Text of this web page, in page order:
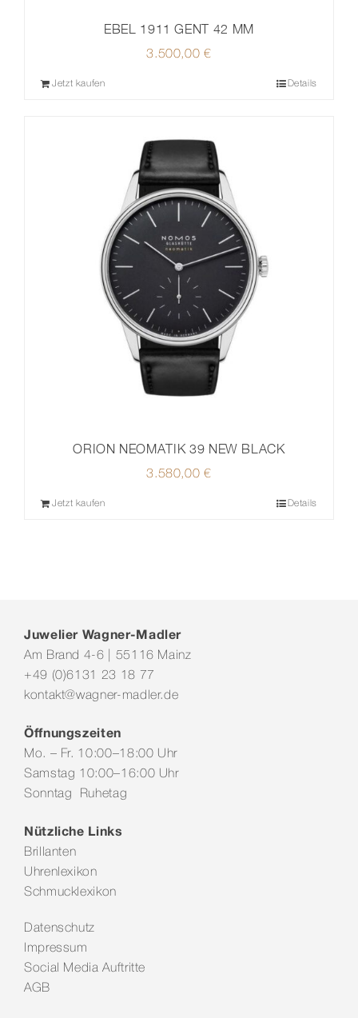
EBEL 1911 GENT 42 MM
3.500,00€
Jetzt kaufen Details
ORION NEOMATIK 39 NEW BLACK
3.580,00€
Jetzt kaufen Details
Juwelier Wagner-Madler
Am Brand 4-6 | 55116 Mainz
+49 (0)6131 23 18 77
kontakt@wagner-madler.de
Öffnungszeiten
Mo. – Fr. 10:00–18:00 Uhr
Samstag 10:00–16:00 Uhr
Sonntag Ruhetag
Nützliche Links
Brillanten
Uhrenlexikon
Schmucklexikon
Datenschutz
Impressum
Social Media Auftritte
AGB